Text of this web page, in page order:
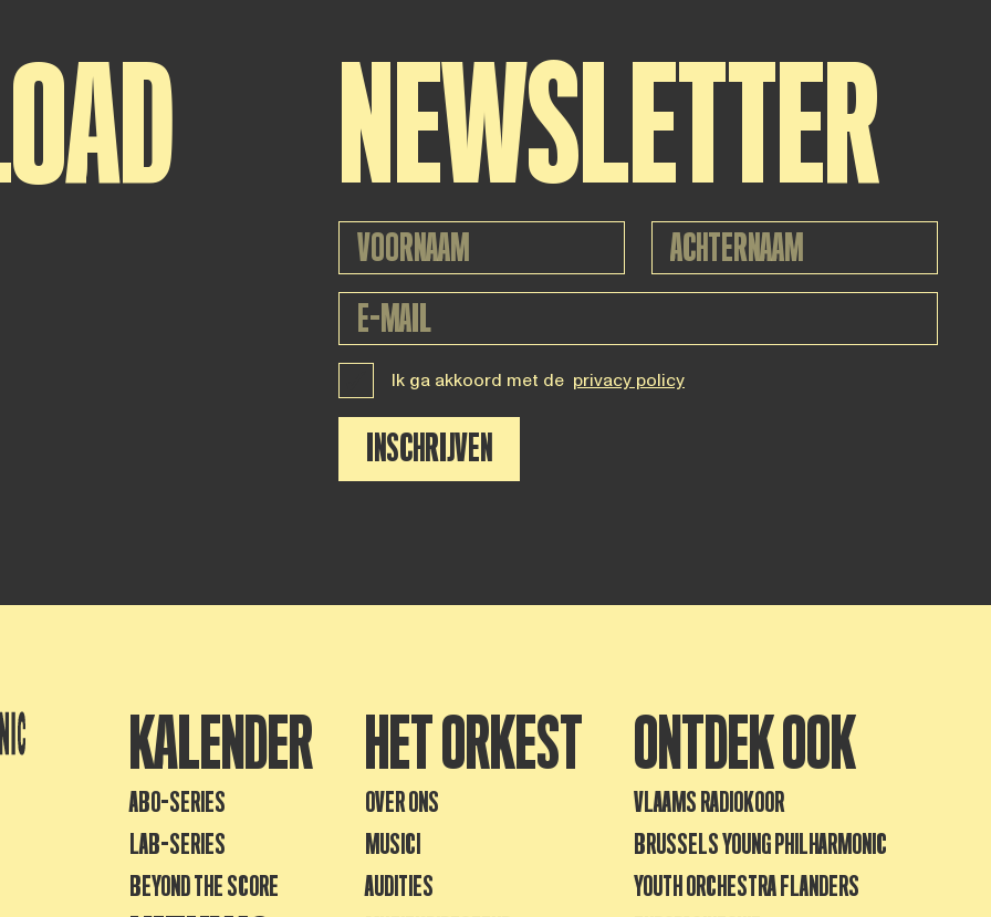
NEWSLETTER
Ik ga akkoord met de privacy policy
INSCHRIJVEN
KALENDER
ABO-SERIES
LAB-SERIES
BEYOND THE SCORE
HET ORKEST
OVER ONS
MUSICI
AUDITIES
ONTDEK OOK
VLAAMS RADIOKOOR
BRUSSELS YOUNG PHILHARMONIC
YOUTH ORCHESTRA FLANDERS